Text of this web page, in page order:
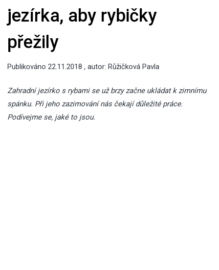
jezírka, aby rybičky
přežily
Publikováno 22.11.2018 , autor: Růžičková Pavla
Zahradní jezírko s rybami se už brzy začne ukládat k zimnímu
spánku. Při jeho zazimování nás čekají důležité práce.
Podívejme se, jaké to jsou.